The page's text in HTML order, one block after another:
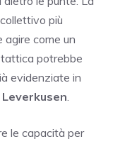
più
agire come un
potrebbe
evidenziate in
.
le capacità per